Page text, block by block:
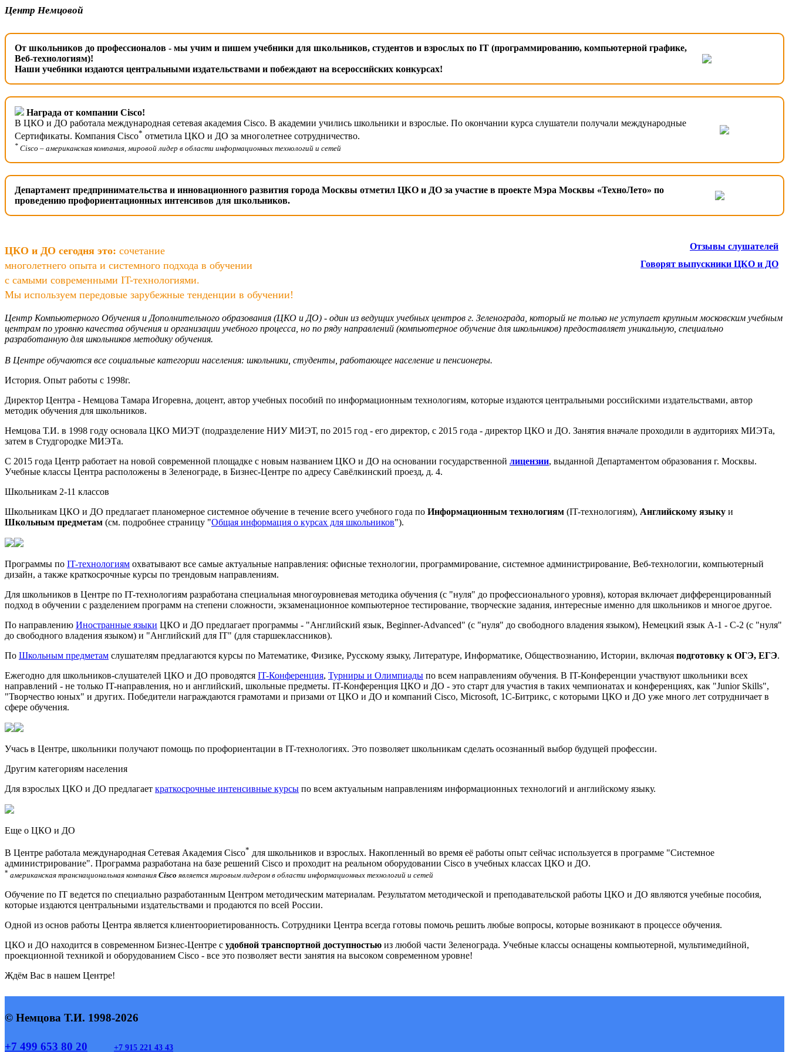
Центр Немцовой
От школьников до профессионалов - мы учим и пишем учебники для школьников, студентов и взрослых по IT (программированию, компьютерной графике,
Веб-технологиям)!
Наши учебники издаются центральными издательствами и побеждают на всероссийских конкурсах!
Награда от компании Cisco!
В ЦКО и ДО работала международная сетевая академия Cisco. В академии учились школьники и взрослые. По окончании курса слушатели получали международные
Сертификаты. Компания Cisco* отметила ЦКО и ДО за многолетнее сотрудничество.
* Cisco – американская компания, мировой лидер в области информационных технологий и сетей
Департамент предпринимательства и инновационного развития города Москвы отметил ЦКО и ДО за участие в проекте Мэра Москвы «ТехноЛето» по
проведению профориентационных интенсивов для школьников.
Отзывы слушателей
Говорят выпускники ЦКО и ДО
ЦКО и ДО сегодня это: сочетание
многолетнего опыта и системного подхода в обучении
с самыми современными IT-технологиями.
Мы используем передовые зарубежные тенденции в обучении!
Центр Компьютерного Обучения и Дополнительного образования (ЦКО и ДО) - один из ведущих учебных центров г. Зеленограда , который не только не уступает крупным московским учебным
центрам по уровню качества обучения и организации учебного процесса, но по ряду направлений (компьютерное обучение для школьников) предоставляет уникальную, специально
разработанную для школьников методику обучения.
В Центре обучаются все социальные категории населения: школьники, студенты, работающее население и пенсионеры.
История. Опыт работы с 1998г.
Директор Центра - Немцова Тамара Игоревна, доцент, автор учебных пособий по информационным технологиям, которые издаются центральными российскими издательства­ми, автор
методик обучения для школьников.
Немцова Т.И. в 1998 году основала ЦКО МИЭТ (подразделение НИУ МИЭТ, по 2015 год - его директор, с 2015 года - директор ЦКО и ДО. Занятия вначале проходили в аудиториях МИЭТа,
затем в Студгородке МИЭТа.
С 2015 года Центр работает на новой современной площадке с новым названием ЦКО и ДО на основании государственной лицензии, выданной Департаментом образования г. Москвы.
Учебные классы Центра расположены в Зеленограде, в Бизнес-Центре по адресу Савёлкинский проезд, д. 4.
Школьникам 2-11 классов
Школьникам ЦКО и ДО предлагает планомерное системное обучение в течение всего учебного года по Информационным технологиям (IT-технологиям), Английскому языку и
Школьным предметам (см. подробнее страницу "Общая информация о курсах для школьников").
Программы по IT-технологиям охватывают все самые актуальные направления: офисные технологии, программирование, системное администрирование, Веб-технологии, компьютерный
дизайн, а также краткосрочные курсы по трендовым направлениям.
Для школьников в Центре по IT-технологиям разработана специальная многоуровневая методика обучения (с "нуля" до профессионального уровня), которая включает дифференцированный
подход в обучении с разделением программ на степени сложности, экзаменационное компьютерное тестирование, творческие задания, интересные именно для школьников и многое другое.
По направлению Иностранные языки ЦКО и ДО предлагает программы - "Английский язык, Beginner-Advanced" (с "нуля" до свободного владения языком), Немецкий язык A-1 - C-2 (с "нуля"
до свободного владения языком) и "Английский для IT" (для старшеклассников).
По Школьным предметам слушателям предлагаются курсы по Математике, Физике, Русскому языку, Литературе, Информатике, Обществознанию, Истории, включая подготовку к ОГЭ, ЕГЭ.
Ежегодно для школьников-слушателей ЦКО и ДО проводятся IT-Конференция, Турниры и Олимпиады по всем направлениям обучения. В IT-Конференции участвуют школьники всех
направлений - не только IT-направления, но и английский, школьные предметы. IT-Конференция ЦКО и ДО - это старт для участия в таких чемпионатах и конференциях, как "Junior Skills",
"Творчество юных" и других. Победители награждаются грамотами и призами от ЦКО и ДО и компаний Cisco, Microsoft, 1С-Битрикс, с которыми ЦКО и ДО уже много лет сотрудничает в
сфере обучения.
Учась в Центре, школьники получают помощь по профориентации в IT-технологиях. Это позволяет школьникам сделать осознанный выбор будущей профессии.
Другим категориям населения
Для взрослых ЦКО и ДО предлагает краткосрочные интенсивные курсы по всем актуальным направлениям информационных технологий и английскому языку.
Еще о ЦКО и ДО
В Центре работала международная Сетевая Академия Cisco* для школьников и взрослых. Накопленный во время её работы опыт сейчас используется в программе "Системное
администрирование". Программа разработана на базе решений Cisco и проходит на реальном оборудовании Cisco в учебных классах ЦКО и ДО.
* американская транснациональная компания Cisco является мировым лидером в области информационных технологий и сетей
Обучение по IT ведется по специально разработанным Центром методическим материалам. Результатом методической и преподавательской работы ЦКО и ДО являются учебные пособия,
которые издаются центральными издательствами и продаются по всей России.
Одной из основ работы Центра является клиентоориетированность. Сотрудники Центра всегда готовы помочь решить любые вопросы, которые возникают в процессе обучения.
ЦКО и ДО находится в современном Бизнес-Центре с удобной транспортной доступностью из любой части Зеленограда. Учебные классы оснащены компьютерной, мультимедийной,
проекционной техникой и оборудованием Cisco - все это позволяет вести занятия на высоком современном уровне!
Ждём Вас в нашем Центре!
© Немцова Т.И. 1998-2026
+7 499 653 80 20 +7 915 221 43 43